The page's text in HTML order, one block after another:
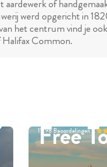
of
werd opgericht in
het centrum vind je
Halifax Common.
Free
11298Beoordelingen